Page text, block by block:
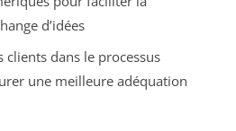
d’idées
dans le processus
une meilleure adéquation